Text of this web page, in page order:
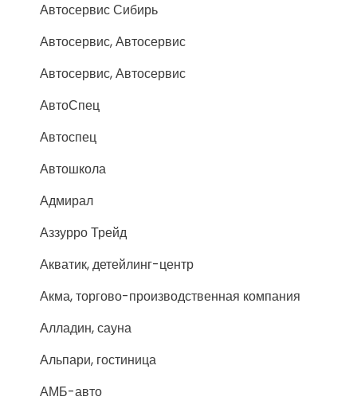
Автосервис Сибирь
Автосервис, Автосервис
Автосервис, Автосервис
АвтоСпец
Автоспец
Автошкола
Адмирал
Аззурро Трейд
Акватик, детейлинг-центр
Акма, торгово-производственная компания
Алладин, сауна
Альпари, гостиница
АМБ-авто